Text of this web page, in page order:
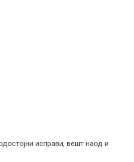
исправи, вешт наод и